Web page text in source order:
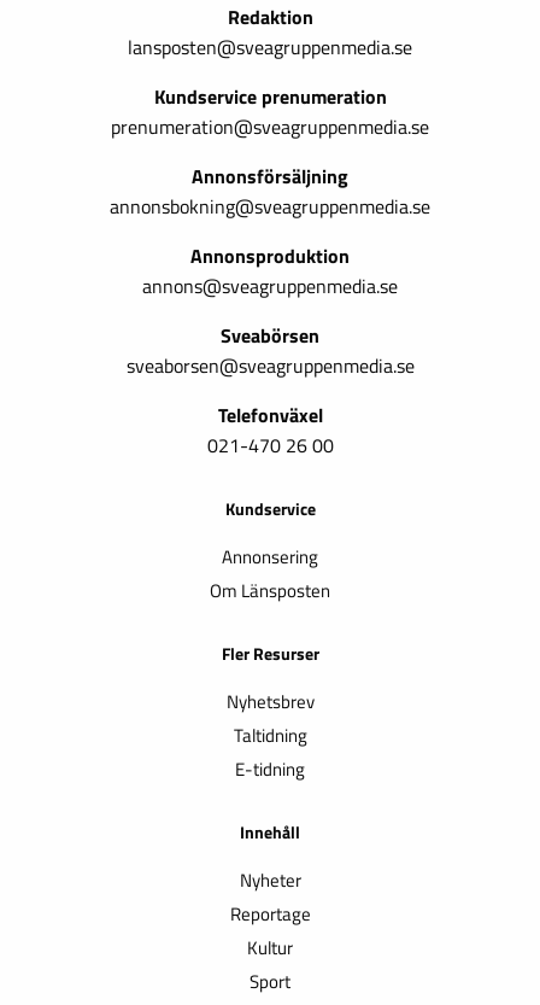
Redaktion
lansposten@sveagruppenmedia.se
Kundservice prenumeration
prenumeration@sveagruppenmedia.se
Annonsförsäljning
annonsbokning@sveagruppenmedia.se
Annonsproduktion
annons@sveagruppenmedia.se
Sveabörsen
sveaborsen@sveagruppenmedia.se
Telefonväxel
021-470 26 00
Kundservice
Annonsering
Om Länsposten
Fler Resurser
Nyhetsbrev
Taltidning
E-tidning
Innehåll
Nyheter
Reportage
Kultur
Sport